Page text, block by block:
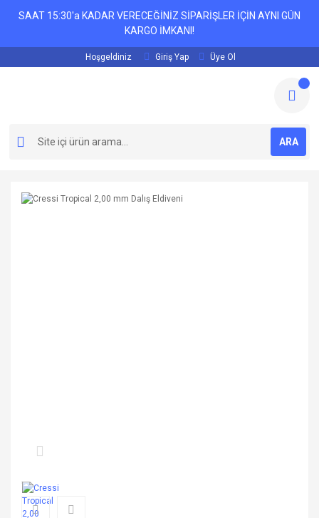
SAAT 15:30'a KADAR VERECEĞİNİZ SİPARİŞLER İÇİN AYNI GÜN
KARGO İMKANI!
Hoşgeldiniz Giriş Yap Üye Ol
ARA